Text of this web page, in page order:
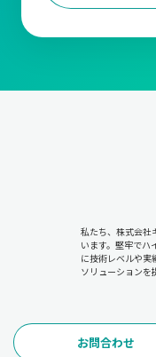
私たち、株式会社
います。堅牢でハ
に技術レベルや実
ソリューションを
お問合わせ